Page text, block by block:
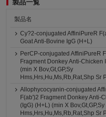
製品一覧
製品名
Cy?2-conjugated AffiniPureR
Goat Anti-Bovine IgG (H+L)
PerCP-conjugated AffiniPureR
Fragment Donkey Anti-Chicken
(min X Bov,Gt,GP,Sy
Hms,Hrs,Hu,Ms,Rb,Rat,Shp Sr
Allophycocyanin-conjugated
F(ab')2 Fragment Donkey Anti-
(IgG) (H+L) (min X Bov,Gt,GP,Sy
Hms,Hrs,Hu,Ms,Rb,Rat,Shp Sr